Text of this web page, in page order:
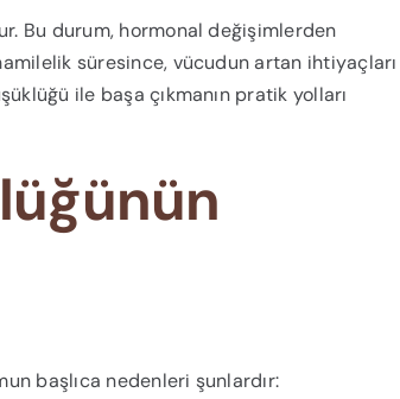
Bu durum, hormonal değişimlerden
süresince, vücudun artan ihtiyaçları
ile başa çıkmanın pratik yolları
başlıca nedenleri şunlardır: